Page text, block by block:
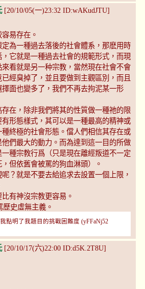
[20/10/05(一)23:32 ID:wAKudJTU]
易存在。
定為一種過去落後的社會體系，那麽用時
它就是一種過去社會的規範形式，而現
看就是另一种宗教，當然現在社會不會
經臭掉了，並且要做到主觀區別，而且
面也變多了，我們不再去拘泥某一形
在，除非我們將其的性質做一種祂的限
形態樣式，其可以是一種最高的精神或
終極的社會形態。儅人們相信其存在或
們最大的動力。而為達到這一目的所做
種宗教行爲（只是現在離經叛道不一定
但依舊會被罵的狗血淋頭）。
？就是不要去給追求去設置一個上限，
有神沒宗教更容易。
歷史虛無主義。
點明了我題目的挑戰困難度 (yFFaNj52
[20/10/17(六)22:00 ID:d5K.2T8U]